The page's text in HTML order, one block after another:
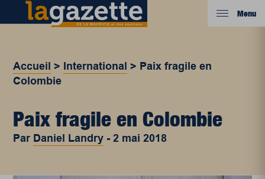
Menu
Accueil > International > Paix fragile en
Colombie
Paix fragile en Colombie
Par Daniel Landry -2 mai 2018